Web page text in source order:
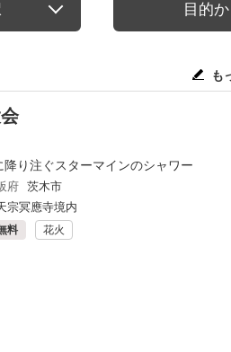
目的
も
降り注ぐスターマインのシャワー
府
茨木市
宗冥應寺境内
料 花火